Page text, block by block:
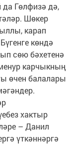
Гөлфизә дә,
Шөкер
карап
көндә
сөю бәхетенә
карчыкның
өчен балалары
хактыр
– Данил
үткәннәргә